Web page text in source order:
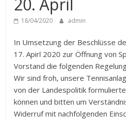
20. April
18/04/2020 admin
In Umsetzung der Beschlüsse
17. Apirl 2020 zur Öffnung von
Vorstand die folgenden
Wir sind froh, unsere
von der Landespolitik
können und bitten um
Widerruf mit nachfolgenden